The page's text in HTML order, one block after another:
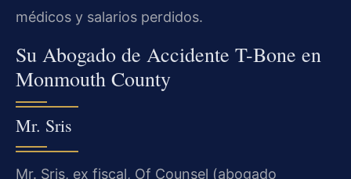
médicos y salarios perdidos.
Su Abogado de Accidente T-Bone en
Monmouth County
Mr. Sris
Mr. Sris, ex fiscal, Of Counsel (abogado